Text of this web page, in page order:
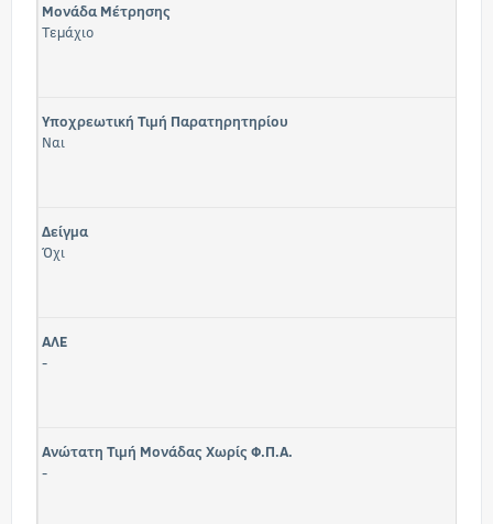
Μονάδα Μέτρησης
Τεμάχιο
Υποχρεωτική Τιμή Παρατηρητηρίου
Ναι
Δείγμα
Όχι
ΑΛΕ
-
Ανώτατη Τιμή Μονάδας Χωρίς Φ.Π.Α.
-